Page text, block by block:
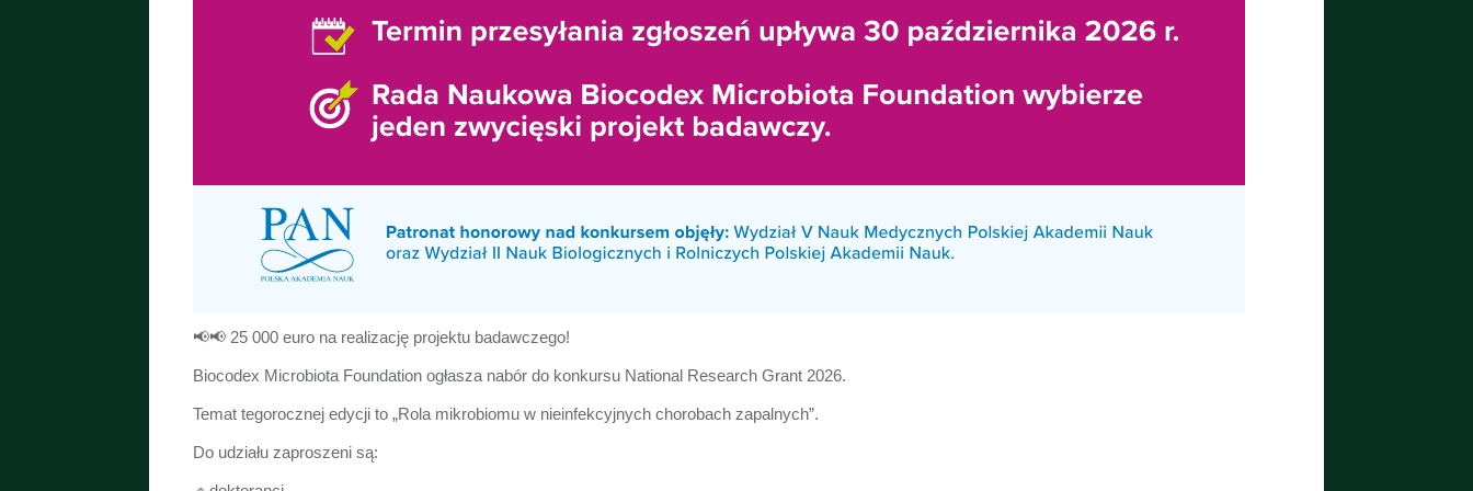
📢📢 25 000 euro na realizację projektu badawczego!
Biocodex Microbiota Foundation ogłasza nabór do konkursu National Research Grant 2026.
Temat tegorocznej edycji to „Rola mikrobiomu w nieinfekcyjnych chorobach zapalnych”.
Do udziału zaproszeni są: